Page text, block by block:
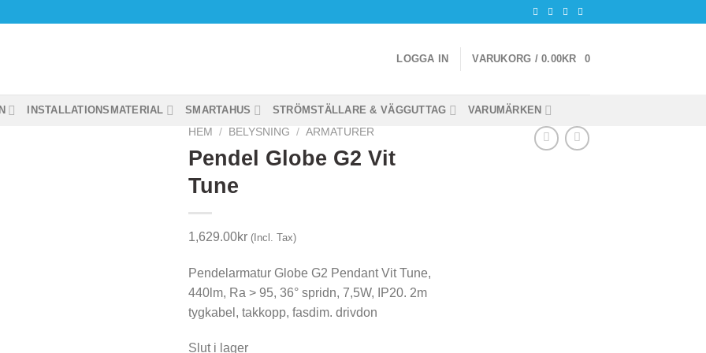
LOGGA IN VARUKORG /0.00KR 0
INSTALLATIONSMATERIAL SMARTAHUS STRÖMSTÄLLARE & VÄGGUTTAG
VARUMÄRKEN
HEM
/ BELYSNING / ARMATURER
Pendel Globe G2 Vit
Tune
1,629.00kr (Incl. Tax)
Pendelarmatur Globe G2 Pendant Vit Tune,
440lm, Ra > 95, 36° spridn, 7,5W, IP20. 2m
tygkabel, takkopp, fasdim. drivdon
Slut i lager